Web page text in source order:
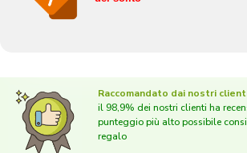
Raccomandato dai nostri
il 98,9% dei nostri clienti ha
punteggio più alto possibile
regalo